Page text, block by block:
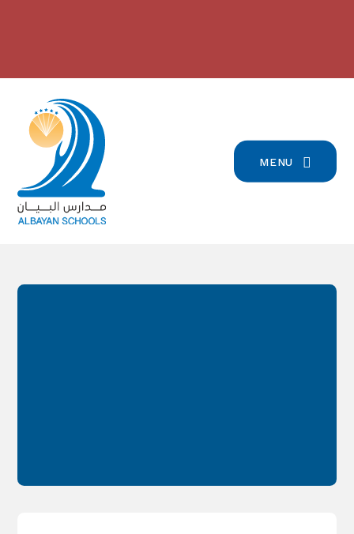
بيان تسجيل التلامذة القدامى والجدد
click here for more info
MENU